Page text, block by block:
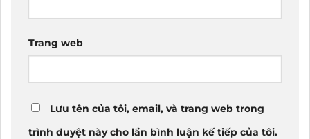
Trang web
Lưu tên của tôi, email, và trang web trong
trình duyệt này cho lần bình luận kế tiếp của tôi.